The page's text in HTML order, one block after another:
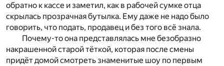
обратно к кассе и заметил, как в рабочей сумке отца
скрылась прозрачная бутылка. Ему даже не надо было
говорить, что подать, продавец и без того всё знала.
Почему-то она представлялась мне безобразно
накрашенной старой тёткой, которая после смены
придёт домой смотреть знаменитые шоу по первым